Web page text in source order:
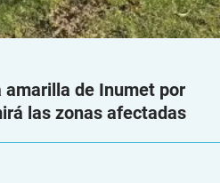
amarilla de Inumet por
las zonas afectadas